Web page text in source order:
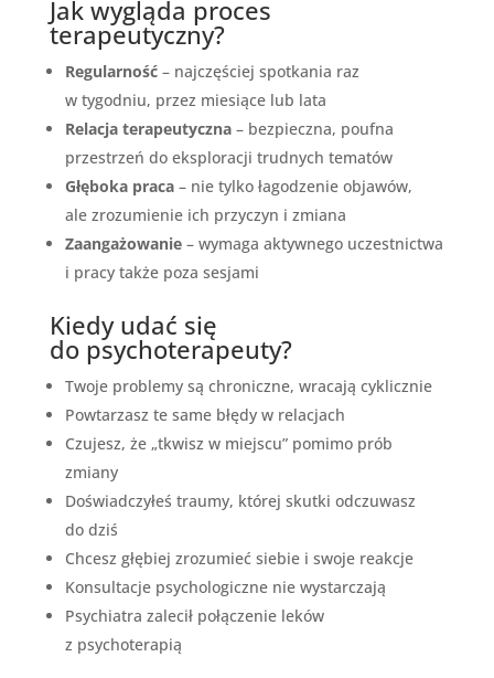
Jak wygląda proces
terapeutyczny?
Regularność– najczęściej spotkania raz
w tygodniu, przez miesiące lub lata
Relacja terapeutyczna– bezpieczna, poufna
przestrzeń do eksploracji trudnych tematów
Głęboka praca– nie tylko łagodzenie objawów,
ale zrozumienie ich przyczyn i zmiana
Zaangażowanie– wymaga aktywnego uczestnictwa
i pracy także poza sesjami
Kiedy udać się
do psychoterapeuty?
Twoje problemy są chroniczne, wracają cyklicznie
Powtarzasz te same błędy w relacjach
Czujesz, że „tkwisz w miejscu” pomimo prób
zmiany
Doświadczyłeś traumy, której skutki odczuwasz
do dziś
Chcesz głębiej zrozumieć siebie i swoje reakcje
Konsultacje psychologiczne nie wystarczają
Psychiatra zalecił połączenie leków
z psychoterapią